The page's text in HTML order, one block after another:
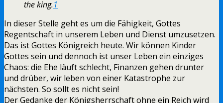
the king.1
In dieser Stelle geht es um die Fähigkeit, Gottes
Regentschaft in unserem Leben und Dienst umzusetzen.
Das ist Gottes Königreich heute. Wir können Kinder
Gottes sein und dennoch ist unser Leben ein einziges
Chaos: die Ehe läuft schlecht, Finanzen gehen drunter
und drüber, wir leben von einer Katastrophe zur
nächsten. So sollt es nicht sein!
Der Gedanke der Königsherrschaft ohne ein Reich wird